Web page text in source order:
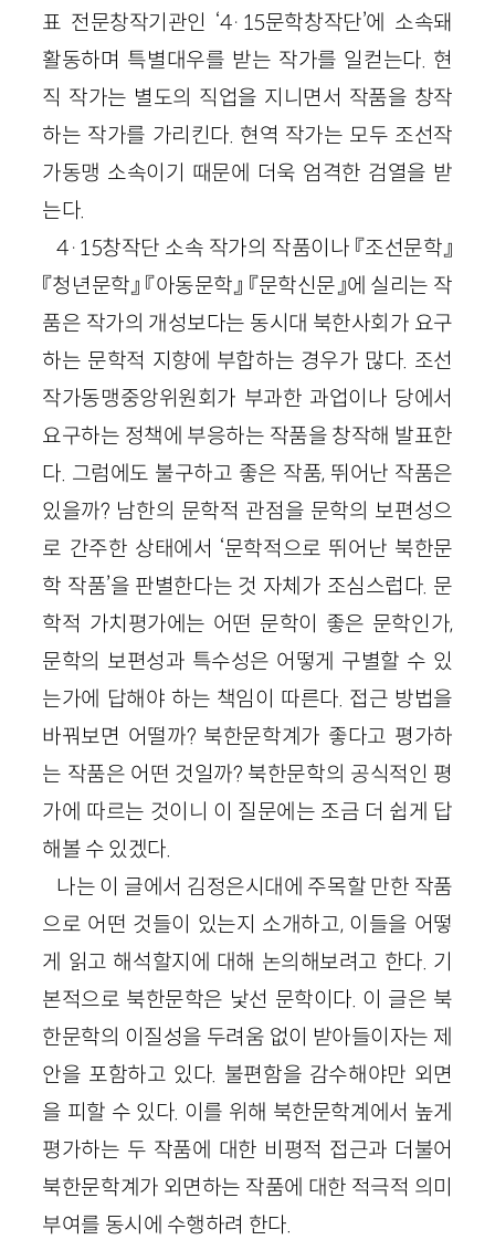
표 전문창작기관인 ‘4·15문학창작단’에 소속돼
활동하며 특별대우를 받는 작가를 일컫는다. 현
직 작가는 별도의 직업을 지니면서 작품을 창작
하는 작가를 가리킨다. 현역 작가는 모두 조선작
가동맹 소속이기 때문에 더욱 엄격한 검열을 받
는다.
4·15창작단 소속 작가의 작품이나 『조선문학』
『청년문학』 『아동문학』 『문학신문』에 실리는 작
품은 작가의 개성보다는 동시대 북한사회가 요구
하는 문학적 지향에 부합하는 경우가 많다. 조선
작가동맹중앙위원회가 부과한 과업이나 당에서
요구하는 정책에 부응하는 작품을 창작해 발표한
다. 그럼에도 불구하고 좋은 작품, 뛰어난 작품은
있을까? 남한의 문학적 관점을 문학의 보편성으
로 간주한 상태에서 ‘문학적으로 뛰어난 북한문
학 작품’을 판별한다는 것 자체가 조심스럽다. 문
학적 가치평가에는 어떤 문학이 좋은 문학인가,
문학의 보편성과 특수성은 어떻게 구별할 수 있
는가에 답해야 하는 책임이 따른다. 접근 방법을
바꿔보면 어떨까? 북한문학계가 좋다고 평가하
는 작품은 어떤 것일까? 북한문학의 공식적인 평
가에 따르는 것이니 이 질문에는 조금 더 쉽게 답
해볼 수 있겠다.
나는 이 글에서 김정은시대에 주목할 만한 작품
으로 어떤 것들이 있는지 소개하고, 이들을 어떻
게 읽고 해석할지에 대해 논의해보려고 한다. 기
본적으로 북한문학은 낯선 문학이다. 이 글은 북
한문학의 이질성을 두려움 없이 받아들이자는 제
안을 포함하고 있다. 불편함을 감수해야만 외면
을 피할 수 있다. 이를 위해 북한문학계에서 높게
평가하는 두 작품에 대한 비평적 접근과 더불어
북한문학계가 외면하는 작품에 대한 적극적 의미
부여를 동시에 수행하려 한다.